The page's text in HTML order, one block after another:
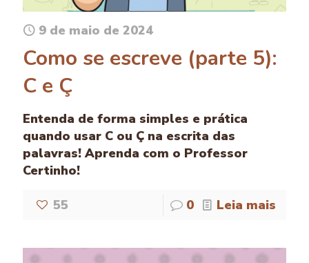
9 de maio de 2024
Como se escreve (parte 5):
C e Ç
Entenda de forma simples e prática
quando usar C ou Ç na escrita das
palavras! Aprenda com o Professor
Certinho!
55 0 Leia mais